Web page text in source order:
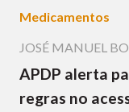
Medicamentos
JOSÉ MANUEL
APDP alerta
regras no